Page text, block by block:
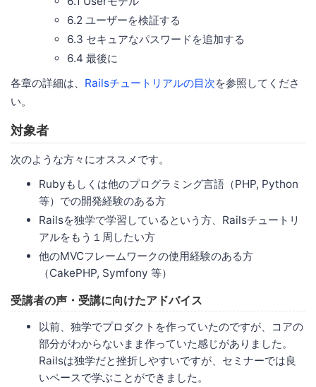
6.2 ユーザーを検証する
6.3 セキュアなパスワードを追加する
6.4 最後に
各章の詳細は、 Railsチュートリアルの目次を参照してくださ
い。
対象者
次のような方々にオススメです。
Rubyもしくは他のプログラミング言語（PHP, Python
等）での開発経験のある方
Railsを独学で学習しているという方、Railsチュートリ
アルをもう１周したい方
他のMVCフレームワークの使用経験のある方
（CakePHP, Symfony 等）
受講者の声・受講に向けたアドバイス
以前、独学でプロダクトを作っていたのですが、コアの
部分がわからないまま作っていた感じがありました。
Railsは独学だと挫折しやすいですが、セミナーでは良
いペースで学ぶことができました。